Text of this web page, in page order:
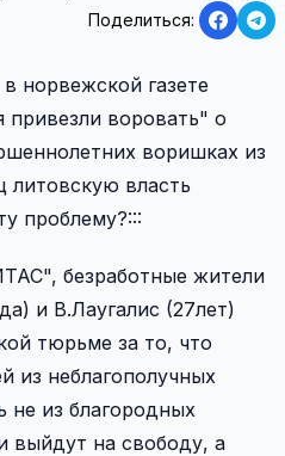
Поделиться:
норвежской газете
привезли воровать" о
воришках из
литовскую власть
проблему?:::
безработные жители
и В.Лаугалис (27лет)
тюрьме за то, что
из неблагополучных
не из благородных
выйдут на свободу, а